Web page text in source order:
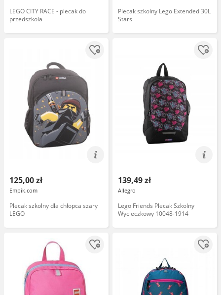
LEGO CITY RACE - plecak do
przedszkola
Plecak szkolny Lego Extended 30L
Stars
125,00 zł
Empik.com
Plecak szkolny dla chłopca szary
LEGO
139,49 zł
Allegro
Lego Friends Plecak Szkolny
Wycieczkowy 10048-1914